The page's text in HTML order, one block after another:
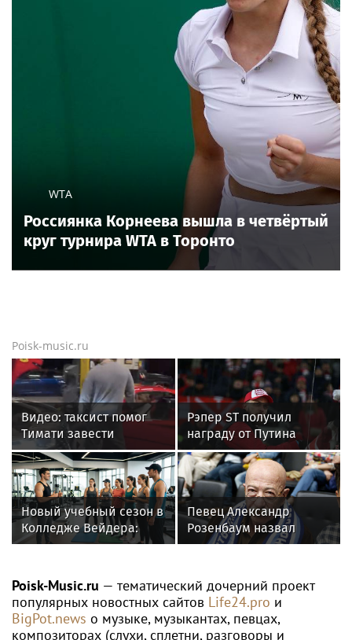
WTA
Россиянка Корнеева вышла в четвёртый
круг турнира WTA в Торонто
Poisk-music.ru
Видео: таксист помог
Тимати завести
эксклюзивный Ferrari
F40 за 157 миллионов
рублей
Рэпер ST получил
награду от Путина
Новый учебный сезон в
Колледже Вейдера:
стартовали очные
фитнес-тренеров и
специалистов
индустрии здоровья
Певец Александр
Розенбаум назвал
Любовь Орлову
Poisk-Music.ru — тематический дочерний проект
популярных новостных сайтов Life24.pro и
BigPot.news о музыке, музыкантах, певцах,
композиторах (слухи, сплетни, разговоры и